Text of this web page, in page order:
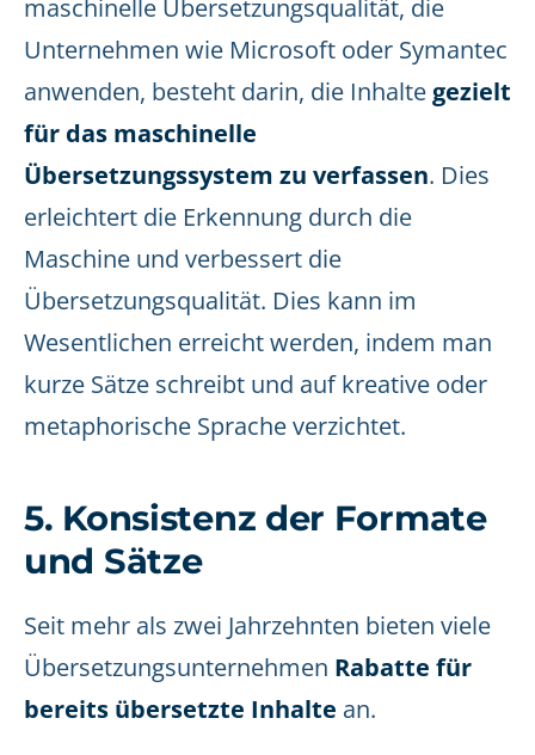
maschinelle Übersetzungsqualität, die
Unternehmen wie Microsoft oder Symantec
anwenden, besteht darin, die Inhalte gezielt
für das maschinelle
Übersetzungssystem zu verfassen. Dies
erleichtert die Erkennung durch die
Maschine und verbessert die
Übersetzungsqualität. Dies kann im
Wesentlichen erreicht werden, indem man
kurze Sätze schreibt und auf kreative oder
metaphorische Sprache verzichtet.
5. Konsistenz der Formate
und Sätze
Seit mehr als zwei Jahrzehnten bieten viele
Übersetzungsunternehmen Rabatte für
bereits übersetzte Inhalte an.